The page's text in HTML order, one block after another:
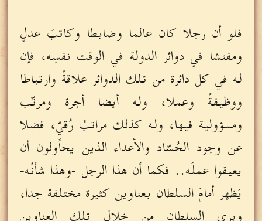
فلو أن رجلا كان عالما وضابطا وكاتبَ عدلٍ
ومفتشا في دوائر الدولة في الوقت نفسِه، فإن
له في كل دائرة من تلك الدوائر علاقةً وارتباطا
ووظيفةً وعملا، وله أيضا أجرة ومرتّب
ومسؤولية فيها، وله كذلك مراتبُ رُقيٍّ، فضلا
عن وجود الحُسّاد والأعداء الذين يحاولون أن
يعيقوا عملَه.. فكما أن هذا الرجل -وهذا شأنُه-
يَظهر أمامَ السلطان بعناوين كثيرة مختلفة جدا،
ويرى السلطان من خلال تلك العناوين